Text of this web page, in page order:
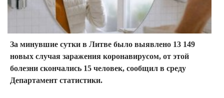
За минувшие сутки в Литве было выявлено 13 149
новых случая заражения коронавирусом, от этой
болезни скончались 15 человек, сообщил в среду
Департамент статистики.